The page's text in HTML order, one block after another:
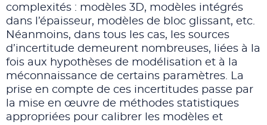
complexités : modèles 3D, modèles intégrés
dans l’épaisseur, modèles de bloc glissant, etc.
Néanmoins, dans tous les cas, les sources
d’incertitude demeurent nombreuses, liées à la
fois aux hypothèses de modélisation et à la
méconnaissance de certains paramètres. La
prise en compte de ces incertitudes passe par
la mise en œuvre de méthodes statistiques
appropriées pour calibrer les modèles et